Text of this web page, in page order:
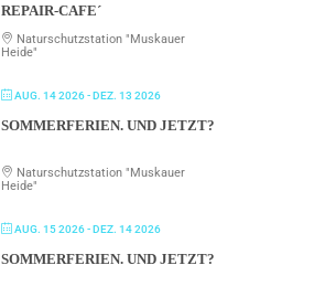
REPAIR-CAFE´
Naturschutzstation "Muskauer
Heide"
AUG. 14 2026- DEZ. 13 2026
SOMMERFERIEN. UND JETZT?
Naturschutzstation "Muskauer
Heide"
AUG. 15 2026- DEZ. 14 2026
SOMMERFERIEN. UND JETZT?